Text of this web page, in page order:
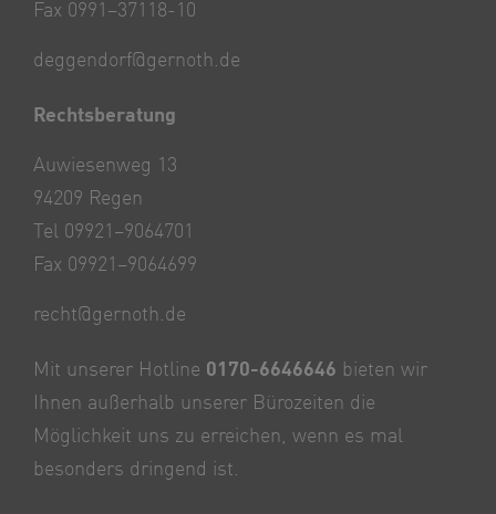
Fax 0991–37118-10
deggendorf@gernoth.de
Rechtsberatung
Auwiesenweg 13
94209 Regen
Tel 09921–9064701
Fax 09921–9064699
recht@gernoth.de
Mit unserer Hotline 0170-6646646 bieten wir
Ihnen außerhalb unserer Bürozeiten die
Möglichkeit uns zu erreichen, wenn es mal
besonders dringend ist.